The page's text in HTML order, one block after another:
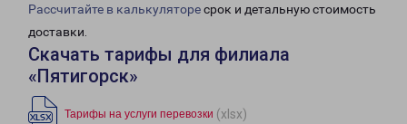
Рассчитайте в калькуляторесрок и детальную стоимость
доставки.
Скачать тарифы для филиала
«Пятигорск»
Тарифы на услуги перевозки (xlsx)